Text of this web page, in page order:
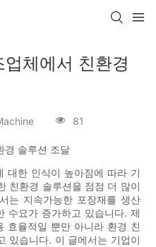
체에서 친환경
81
경 솔루션 조달
대한 인식이 높아짐에 따라 기
친환경 솔루션을 점점 더 많이
는 지속가능한 포장재를 생산
수요가 증가하고 있습니다. 제
효율적일 뿐만 아니라 환경 친
있습니다. 이 글에서는 기업이